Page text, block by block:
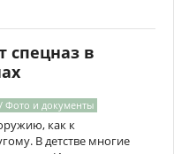
спецназ в
Фото и документы
как к
В детстве многие